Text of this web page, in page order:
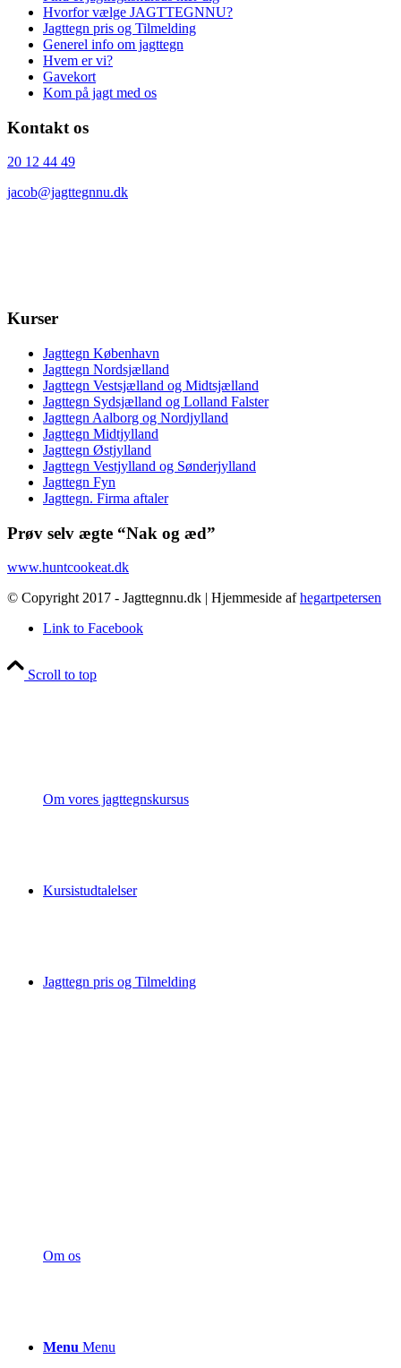
Om vores jagttegnskursus
Kursistudtalelser
Jagttegn pris og Tilmelding
Om os
Menu Menu
Hvorfor vælge JAGTTEGNNU?
Jagttegn pris og Tilmelding
Generel info om jagttegn
Hvem er vi?
Gavekort
Kom på jagt med os
Kontakt os
20 12 44 49
jacob@jagttegnnu.dk
Kurser
Jagttegn København
Jagttegn Nordsjælland
Jagttegn Vestsjælland og Midtsjælland
Jagttegn Sydsjælland og Lolland Falster
Jagttegn Aalborg og Nordjylland
Jagttegn Midtjylland
Jagttegn Østjylland
Jagttegn Vestjylland og Sønderjylland
Jagttegn Fyn
Jagttegn. Firma aftaler
Prøv selv ægte “Nak og æd”
www.huntcookeat.dk
© Copyright 2017 - Jagttegnnu.dk | Hjemmeside afhegartpetersen
Link to Facebook
Scroll to top